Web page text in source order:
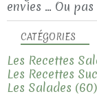
envies ... Ou pas
CATÉGORIES
Les Recettes
Les Recettes
Les Salades (60)